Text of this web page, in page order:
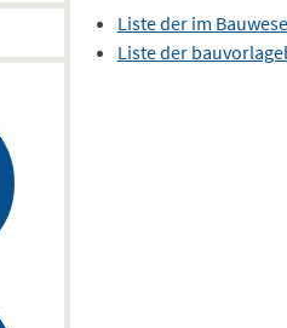
Liste der im
Liste der